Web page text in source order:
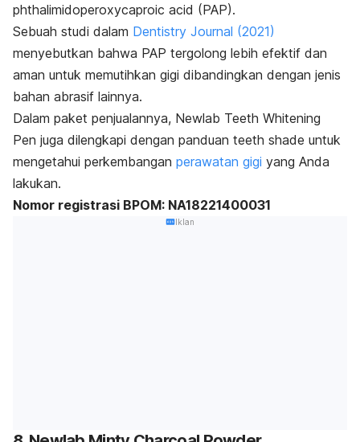
phthalimidoperoxycaproic acid (PAP).
Sebuah studi dalam Dentistry Journal (2021)
menyebutkan bahwa PAP tergolong lebih efektif dan
aman untuk memutihkan gigi dibandingkan dengan jenis
bahan abrasif lainnya.
Dalam paket penjualannya, Newlab Teeth Whitening
Pen juga dilengkapi dengan panduan teeth shade untuk
mengetahui perkembangan perawatan gigi yang Anda
lakukan.
Nomor registrasi BPOM: NA18221400031
Iklan